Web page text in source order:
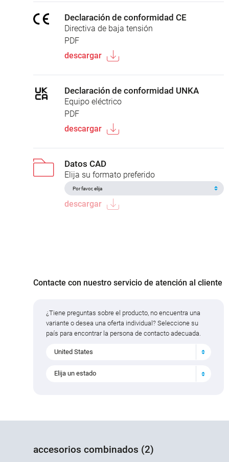
Declaración de conformidad CE
Directiva de baja tensión
PDF
descargar
Declaración de conformidad UNKA
Equipo eléctrico
PDF
descargar
Datos CAD
Elija su formato preferido
descargar
Contacte con nuestro servicio de atención al cliente
¿Tiene preguntas sobre el producto, no encuentra una
variante o desea una oferta individual? Seleccione su
país para encontrar la persona de contacto adecuada.
United States
Elija un estado
accesorios combinados (2)